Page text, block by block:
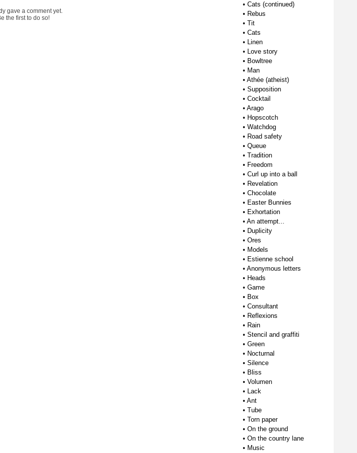
gave a comment yet.
the first to do so!
• Cats (continued)
• Rebus
• Tit
• Cats
• Linen
• Love story
• Bowltree
• Man
• Athée (atheist)
• Supposition
• Cocktail
• Arago
• Hopscotch
• Watchdog
• Road safety
• Queue
• Tradition
• Freedom
• Curl up into a ball
• Revelation
• Chocolate
• Easter Bunnies
• Exhortation
• An attempt...
• Duplicity
• Ores
• Models
• Estienne school
• Anonymous letters
• Heads
• Game
• Box
• Consultant
• Reflexions
• Rain
• Stencil and graffiti
• Green
• Nocturnal
• Silence
• Bliss
• Volumen
• Lack
• Ant
• Tube
• Torn paper
• On the ground
• On the country lane
• Music